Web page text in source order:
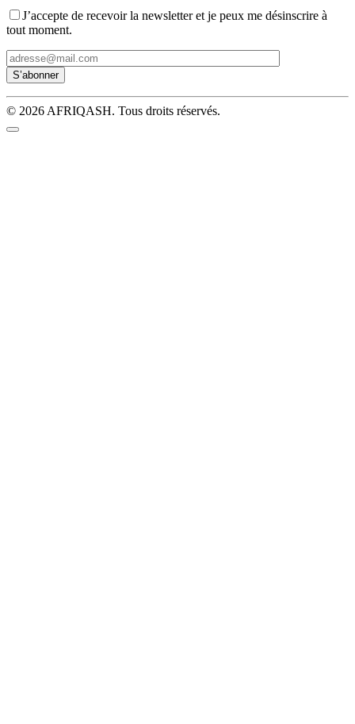
J’accepte de recevoir la newsletter et je peux me désinscrire à
tout moment.
© 2026 AFRIQASH. Tous droits réservés.